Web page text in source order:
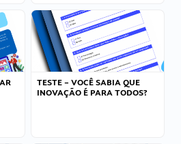
TESTE – VOCÊ SABIA QUE
INOVAÇÃO É PARA TODOS?